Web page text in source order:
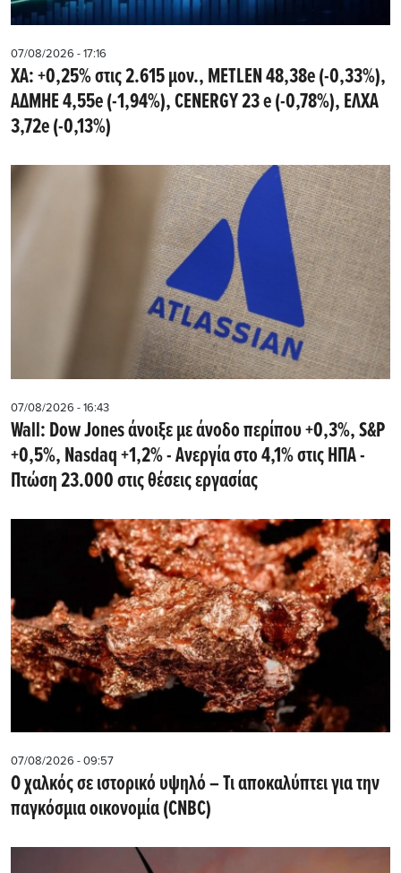
07/08/2026 - 17:16
ΧΑ: +0,25% στις 2.615 μον., METLEN 48,38e (-0,33%),
ΑΔΜΗΕ 4,55e (-1,94%), CENERGY 23 e (-0,78%), ΕΛΧΑ
3,72e (-0,13%)
07/08/2026 - 16:43
Wall: Dow Jones άνοιξε με άνοδο περίπου +0,3%, S&P
+0,5%, Nasdaq +1,2% - Ανεργία στο 4,1% στις ΗΠΑ -
Πτώση 23.000 στις θέσεις εργασίας
07/08/2026 - 09:57
Ο χαλκός σε ιστορικό υψηλό – Τι αποκαλύπτει για την
παγκόσμια οικονομία (CNBC)